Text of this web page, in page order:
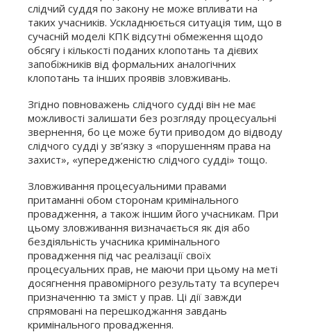
слідчий суддя по закону не може впливати на
таких учасників. Ускладнюється ситуація тим, що в
сучасній моделі КПК відсутні обмеження щодо
обсягу і кількості поданих клопотань та дієвих
запобіжників від формальних аналогічних
клопотань та інших проявів зловживань.
Згідно повноважень слідчого судді він не має
можливості залишати без розгляду процесуальні
звернення, бо це може бути приводом до відводу
слідчого судді у зв’язку з «порушенням права на
захист», «упередженістю слідчого судді» тощо.
Зловживання процесуальними правами
притаманні обом сторонам кримінального
провадження, а також іншим його учасникам. При
цьому зловживання визначається як дія або
бездіяльність учасника кримінального
провадження під час реалізації своїх
процесуальних прав, не маючи при цьому на меті
досягнення правомірного результату та всупереч
призначенню та зміст у прав. Ці дії завжди
спрямовані на перешкоджання завдань
кримінального провадження.